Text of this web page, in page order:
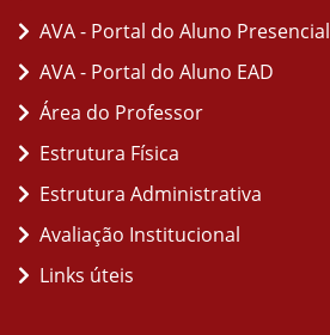
AVA - Portal do Aluno Presencial
AVA - Portal do Aluno EAD
Área do Professor
Estrutura Física
Estrutura Administrativa
Avaliação Institucional
Links úteis